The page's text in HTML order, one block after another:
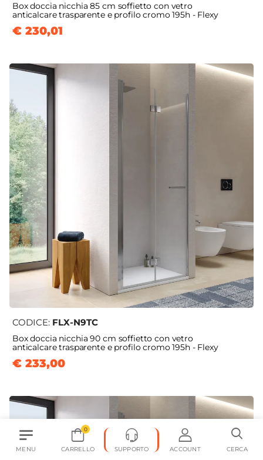
Box doccia nicchia 85 cm soffietto con vetro
anticalcare trasparente e profilo cromo 195h - Flexy
€ 230,01
CODICE: FLX-N9TC
Box doccia nicchia 90 cm soffietto con vetro
anticalcare trasparente e profilo cromo 195h - Flexy
€ 233,00
MENU
0
CARRELLO SUPPORTO ACCOUNT CERCA